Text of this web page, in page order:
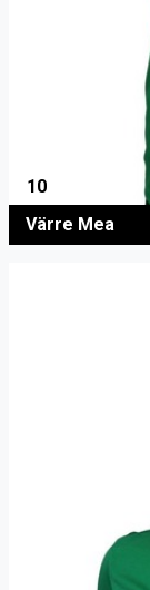
10
Värre Mea